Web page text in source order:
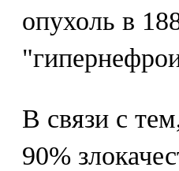
опухоль в
В связи с
90%